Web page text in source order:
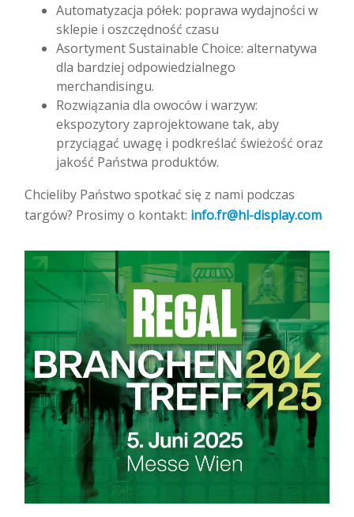
Automatyzacja półek: poprawa wydajności w
sklepie i oszczędność czasu
Asortyment Sustainable Choice: alternatywa
dla bardziej odpowiedzialnego
merchandisingu.
Rozwiązania dla owoców i warzyw:
ekspozytory zaprojektowane tak, aby
przyciągać uwagę i podkreślać świeżość oraz
jakość Państwa produktów.
Chcieliby Państwo spotkać się z nami podczas
targów? Prosimy o kontakt: info.fr@hl-display.com